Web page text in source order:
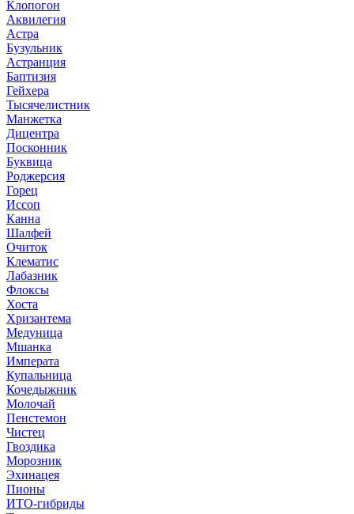
Клопогон
Аквилегия
Астра
Бузульник
Астранция
Баптизия
Гейхера
Тысячелистник
Манжетка
Дицентра
Посконник
Буквица
Роджерсия
Горец
Иссоп
Канна
Шалфей
Очиток
Клематис
Лабазник
Флоксы
Хоста
Хризантема
Медуница
Мшанка
Императа
Купальница
Кочедыжник
Молочай
Пенстемон
Чистец
Гвоздика
Морозник
Эхинацея
Пионы
ИТО-гибриды